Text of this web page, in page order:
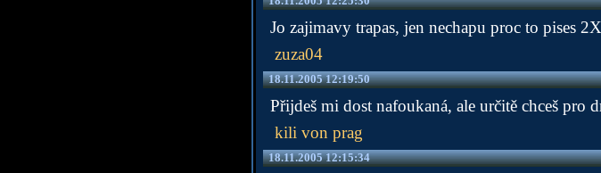
Jo zajimavy trapas, jen nechapu proc to pises 2X
zuza04
18.11.2005 12:19:50
Přijdeš mi dost nafoukaná, ale určitě chceš pro
kili von prag
18.11.2005 12:15:34